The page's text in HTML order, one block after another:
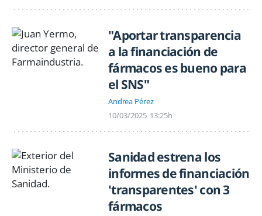
"Aportar transparencia
a la financiación de
fármacos es bueno para
el SNS"
Andrea Pérez
10/03/2025 13:25h
Sanidad estrena los
informes de financiación
'transparentes' con 3
fármacos